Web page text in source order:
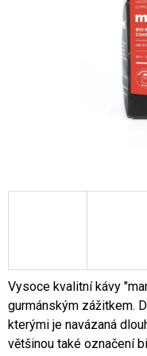
Vysoce kvalitní kávy
gurmánským zážitkem.
kterými je navázaná
většinou také označení
O
P
O
R
U
Č